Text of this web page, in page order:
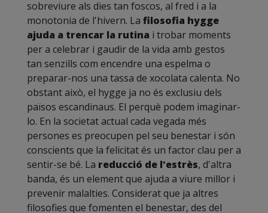
sobreviure als dies tan foscos, al fred i a la
monotonia de l'hivern. La filosofia hygge
ajuda a trencar la rutina i trobar moments
per a celebrar i gaudir de la vida amb gestos
tan senzills com encendre una espelma o
preparar-nos una tassa de xocolata calenta. No
obstant això, el hygge ja no és exclusiu dels
països escandinaus. El perquè podem imaginar-
lo. En la societat actual cada vegada més
persones es preocupen pel seu benestar i són
conscients que la felicitat és un factor clau per a
sentir-se bé. La reducció de l'estrès, d'altra
banda, és un element que ajuda a viure millor i
prevenir malalties. Considerat que ja altres
filosofies que fomenten el benestar, des del